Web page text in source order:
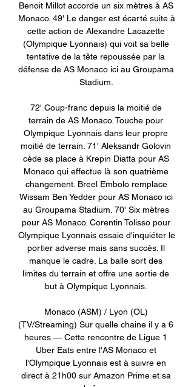
Benoit Millot accorde un six mètres à AS
Monaco. 49' Le danger est écarté suite à
cette action de Alexandre Lacazette
(Olympique Lyonnais) qui voit sa belle
tentative de la tête repoussée par la
défense de AS Monaco ici au Groupama
Stadium.
72' Coup-franc depuis la moitié de
terrain de AS Monaco. Touche pour
Olympique Lyonnais dans leur propre
moitié de terrain. 71' Aleksandr Golovin
cède sa place à Krepin Diatta pour AS
Monaco qui effectue là son quatrième
changement. Breel Embolo remplace
Wissam Ben Yedder pour AS Monaco ici
au Groupama Stadium. 70' Six mètres
pour AS Monaco. Corentin Tolisso pour
Olympique Lyonnais essaie d'inquiéter le
portier adverse mais sans succès. Il
manque le cadre. La balle sort des
limites du terrain et offre une sortie de
but à Olympique Lyonnais.
Monaco (ASM) / Lyon (OL)
(TV/Streaming) Sur quelle chaine il y a 6
heures — Cette rencontre de Ligue 1
Uber Eats entre l'AS Monaco et
l'Olympique Lyonnais est à suivre en
direct à 21h00 sur Amazon Prime et sa